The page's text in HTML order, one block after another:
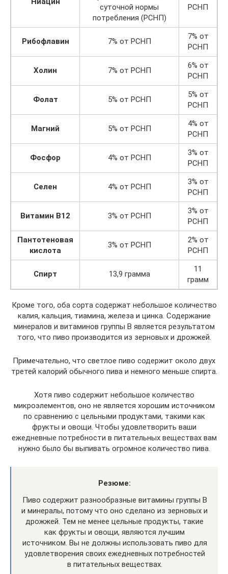
суточной нормы
потребления (РСНП)
РСНП
Рибофлавин 7% от РСНП
7% от
РСНП
Холин 7% от РСНП
6% от
РСНП
Фолат 5% от РСНП
5% от
РСНП
Магний 5% от РСНП
4% от
РСНП
Фосфор 4% от РСНП
3% от
РСНП
Селен 4% от РСНП
3% от
РСНП
Витамин B12 3% от РСНП
3% от
РСНП
Пантотеновая
кислота
3% от РСНП
2% от
РСНП
Спирт 13,9 грамма
11
грамм
Кроме того, оба сорта содержат небольшое количество
калия, кальция, тиамина, железа и цинка. Содержание
минералов и витаминов группы B является результатом
того, что пиво производится из зерновых и дрожжей.
Примечательно, что светлое пиво содержит около двух
третей калорий обычного пива и немного меньше спирта.
Хотя пиво содержит небольшое количество
микроэлементов, оно не является хорошим источником
по сравнению с цельными продуктами, такими как
фрукты и овощи. Чтобы удовлетворить ваши
ежедневные потребности в питательных веществах вам
нужно было бы выпивать огромное количество пива.
Резюме:
Пиво содержит разнообразные витамины группы B
и минералы, потому что оно сделано из зерновых и
дрожжей. Тем не менее цельные продукты, такие
как фрукты и овощи, являются лучшим
источником. Вы не должны использовать пиво для
удовлетворения своих ежедневных потребностей
в питательных веществах.